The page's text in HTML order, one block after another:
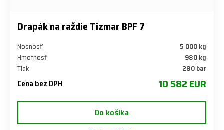
Drapák na raždie Tizmar BPF 7
Nosnosť
5 000 kg
Hmotnosť
980 kg
Tlak
280 bar
Cena bez DPH 10 582 EUR
Do košíka